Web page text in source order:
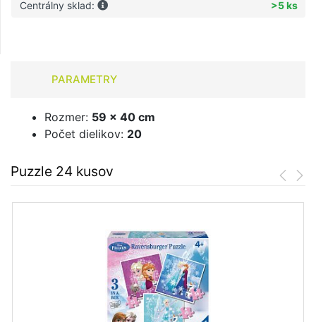
Centrálny sklad: >5 ks
PARAMETRY
Rozmer: 59 x 40 cm
Počet dielikov: 20
Puzzle 24 kusov